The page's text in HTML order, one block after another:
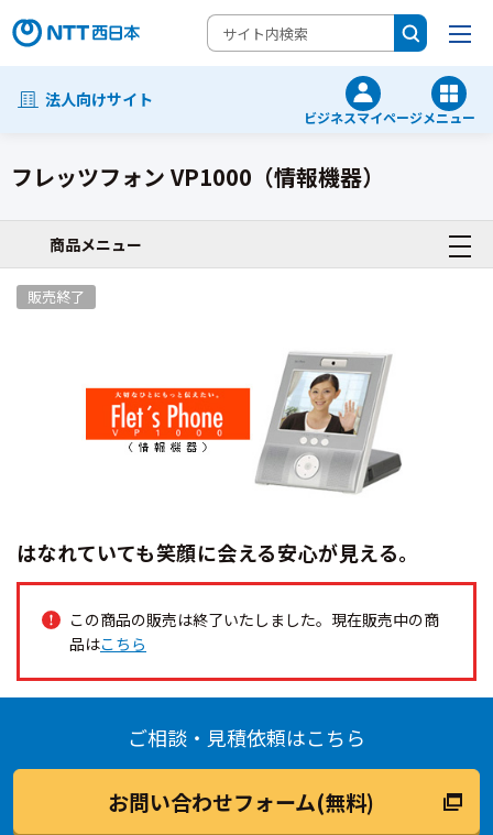
法人向けサイト
ビジネスマイページメニュー
フレッツフォン VP1000（情報機器）
テレビ電話/その他電話機
販売終了
はなれていても笑顔に会える安心が見える。
この商品の販売は終了いたしました。現在販売中の商
品はこちら
ご相談・見積依頼はこちら
お問い合わせフォーム(無料)
商品メニュー